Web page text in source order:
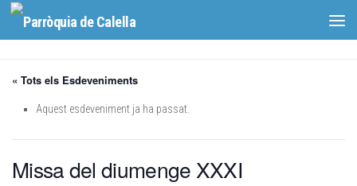
Skip to content
« Tots els Esdeveniments
Aquest esdeveniment ja ha passat.
Missa del diumenge XXXI